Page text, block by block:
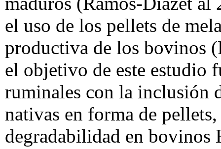
el uso de los pellets de
productiva de los bovinos
el objetivo de este estudio
ruminales con la inclusión
nativas en forma de
degradabilidad en bovinos